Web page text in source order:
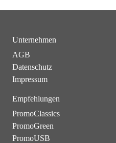
Unternehmen
AGB
Datenschutz
Impressum
Empfehlungen
PromoClassics
PromoGreen
PromoUSB